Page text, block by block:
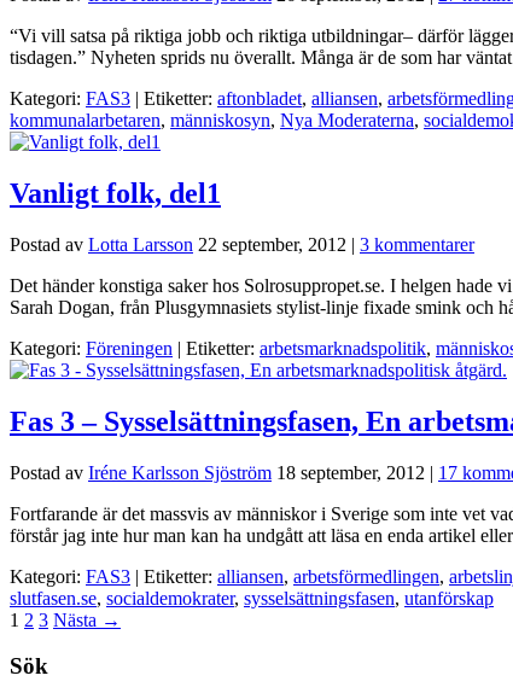
“Vi vill satsa på riktiga jobb och riktiga utbildningar– därför
tisdagen.” Nyheten sprids nu överallt. Många är de som har
Kategori: FAS3 | Etiketter: aftonbladet, alliansen,
kommunalarbetaren, människosyn, Nya Moderaterna,
Vanligt folk, del1
Postad av Lotta Larsson 22 september, 2012 | 3 kommentarer
Det händer konstiga saker hos Solrosuppropet.se. I helgen
Sarah Dogan, från Plusgymnasiets stylist-linje fixade smink och
Kategori: Föreningen | Etiketter: arbetsmarknadspolitik,
Fas 3 – Sysselsättningsfasen, En
Postad av Iréne Karlsson Sjöström 18 september, 2012 | 17
Fortfarande är det massvis av människor i Sverige som inte vet
förstår jag inte hur man kan ha undgått att läsa en enda artikel
Kategori: FAS3 | Etiketter: alliansen, arbetsförmedlingen,
slutfasen.se, socialdemokrater, sysselsättningsfasen, utanförskap
1 2 3 Nästa →
Sök